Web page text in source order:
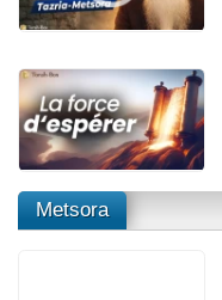
Metsora